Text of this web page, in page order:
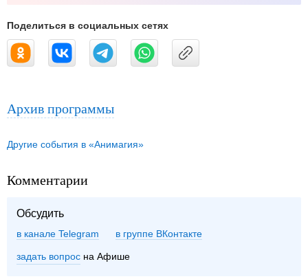
Поделиться в социальных сетях
Архив программы
Другие события в «Анимагия»
Комментарии
Обсудить
в канале Telegram группе ВКонтакте
задать вопрос на Афише